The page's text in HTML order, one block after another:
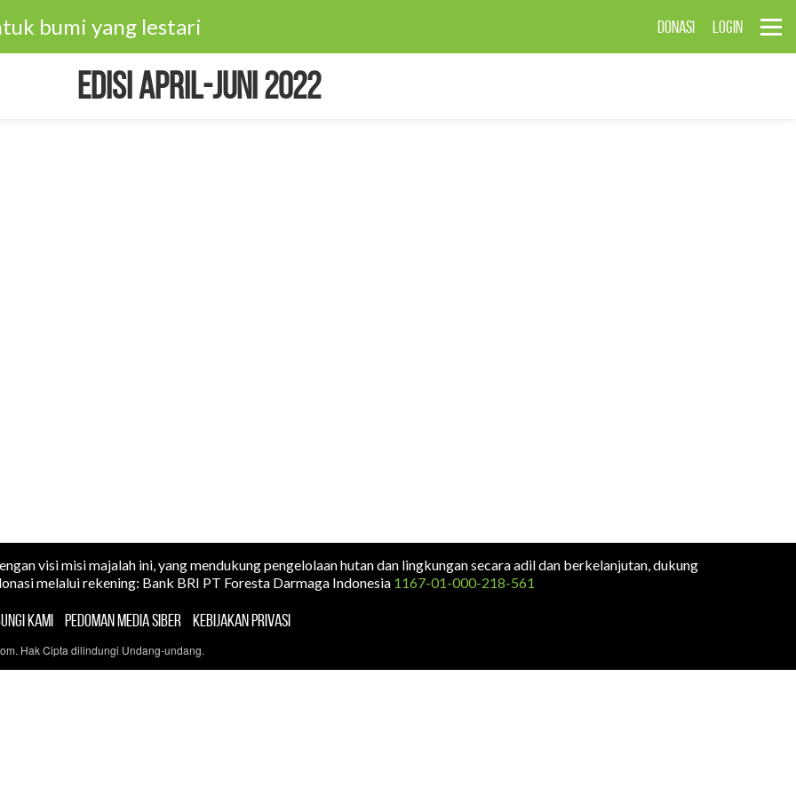
bumi yang lestari DONASI LOGIN
Edisi April-Juni 2022
visi misi majalah ini, yang mendukung pengelolaan hutan dan lingkungan secara adil dan berkelanjutan, dukung
melalui rekening: Bank BRI PT Foresta Darmaga Indonesia 1167-01-000-218-561
KAMI PEDOMAN MEDIA SIBER KEBIJAKAN PRIVASI
Hak Cipta dilindungi Undang-undang.